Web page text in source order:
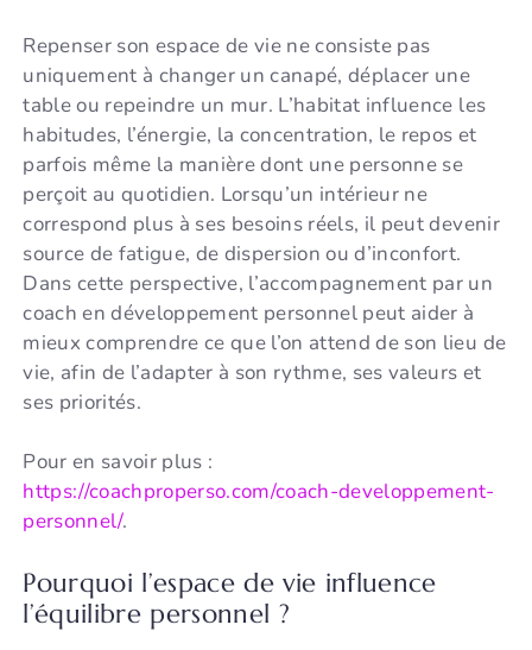
Repenser son espace de vie ne consiste pas
uniquement à changer un canapé, déplacer une
table ou repeindre un mur. L’habitat influence les
habitudes, l’énergie, la concentration, le repos et
parfois même la manière dont une personne se
perçoit au quotidien. Lorsqu’un intérieur ne
correspond plus à ses besoins réels, il peut devenir
source de fatigue, de dispersion ou d’inconfort.
Dans cette perspective, l’accompagnement par un
coach en développement personnel peut aider à
mieux comprendre ce que l’on attend de son lieu de
vie, afin de l’adapter à son rythme, ses valeurs et
ses priorités.
Pour en savoir plus :
https://coachproperso.com/coach-developpement-
personnel/.
Pourquoi l’espace de vie influence
l’équilibre personnel ?